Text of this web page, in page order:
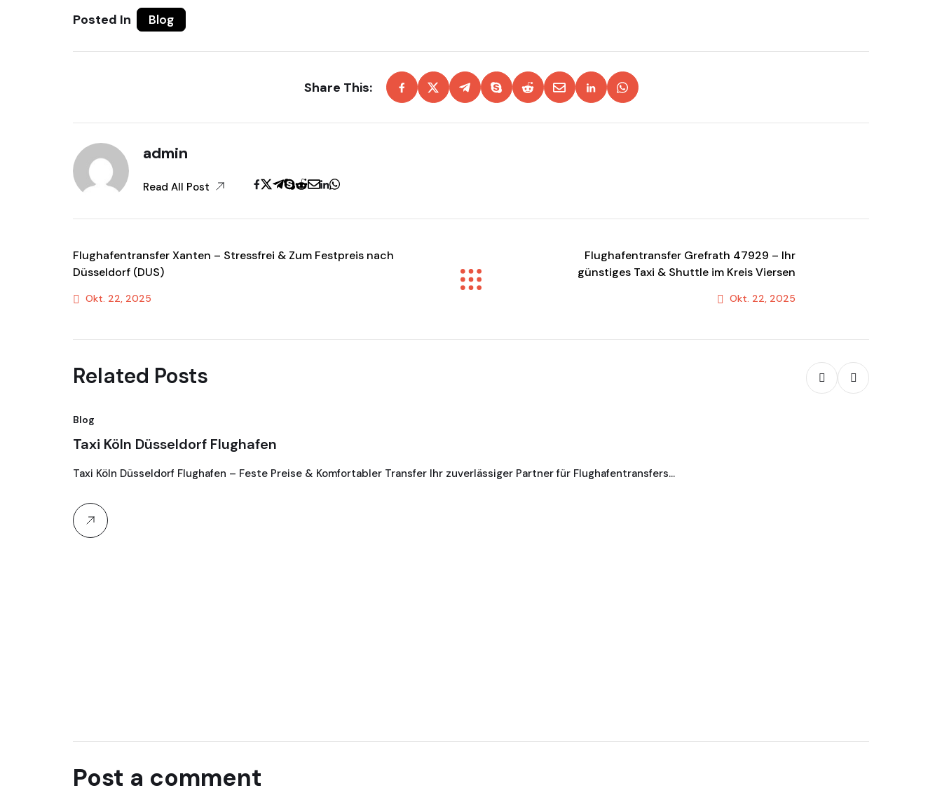
Posted In Blog
Share This:
admin
Read All Post
Flughafentransfer Xanten – Stressfrei & Zum Festpreis nach
Düsseldorf (DUS)
Okt. 22, 2025
Flughafentransfer Grefrath 47929 – Ihr
günstiges Taxi & Shuttle im Kreis Viersen
Okt. 22, 2025
Related Posts
Blog
Taxi Köln Düsseldorf Flughafen
Taxi Köln Düsseldorf Flughafen – Feste Preise & Komfortabler Transfer Ihr zuverlässiger Partner für Flughafentransfers…
Post a comment